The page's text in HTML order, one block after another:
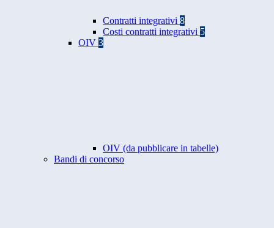
Contratti integrativi 8
Costi contratti integrativi 5
OIV 3
OIV (da pubblicare in tabelle)
Bandi di concorso